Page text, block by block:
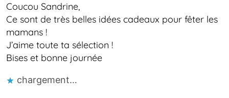
Coucou Sandrine,
Ce sont de très belles idées cadeaux pour fêter les
mamans !
J’aime toute ta sélection !
Bises et bonne journée
chargement…